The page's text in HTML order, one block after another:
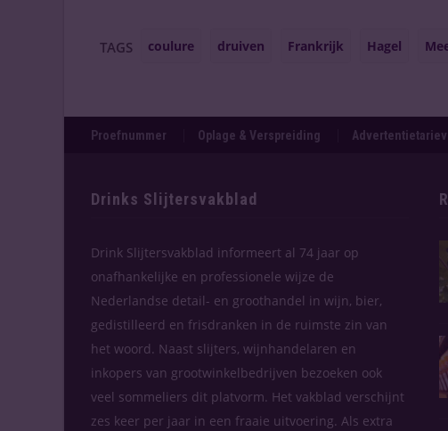
TAGS coulure druiven Frankrijk Hagel
Proefnummer Oplage & Verspreiding
Drinks Slijtersvakblad
Drink Slijtersvakblad informeert al 74 jaar op
onafhankelijke en professionele wijze de
Nederlandse detail- en groothandel in wijn, bier,
gedistilleerd en frisdranken in de ruimste zin van
het woord. Naast slijters, wijnhandelaren en
inkopers van grootwinkelbedrijven bezoeken ook
veel sommeliers dit platvorm. Het vakblad verschijnt
zes keer per jaar in een fraaie uitvoering. Als extra